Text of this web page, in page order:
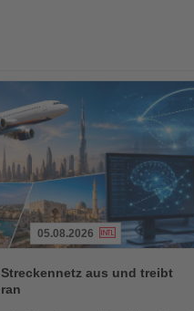
05.08.2026
aus und treibt